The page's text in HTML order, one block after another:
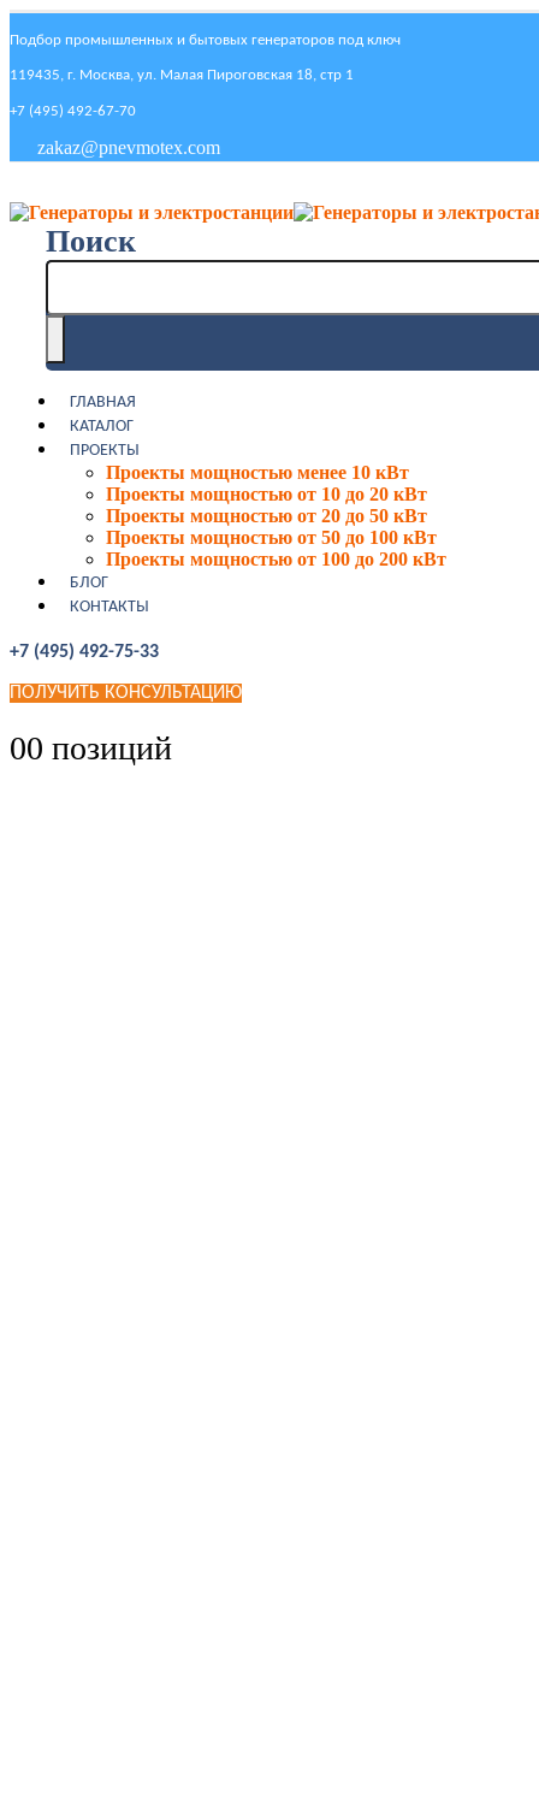
Подбор промышленных и бытовых генераторов под ключ
119435, г. Москва, ул. Малая Пироговская 18, стр 1
+7 (495) 492-67-70
zakaz@pnevmotex.com
Поиск
ГЛАВНАЯ
КАТАЛОГ
ПРОЕКТЫ
Проекты мощностью менее 10 кВт
Проекты мощностью от 10 до 20 кВт
Проекты мощностью от 20 до 50 кВт
Проекты мощностью от 50 до 100 кВт
Проекты мощностью от 100 до 200 кВт
БЛОГ
КОНТАКТЫ
+7 (495) 492-75-33
ПОЛУЧИТЬ КОНСУЛЬТАЦИЮ
00 позиций